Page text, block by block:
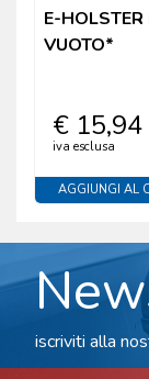
E-
VUOTO*
€ 15,94
iva esclusa
AGGIUNGI AL
iscriviti alla